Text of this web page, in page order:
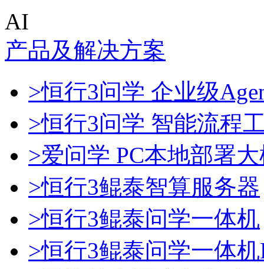
AI
产品及解决方案
>恒行3问学 企业级
>恒行3问学 智能流程
>爱问学 PC本地部署
>恒行3鲲泰智算服务器
>恒行3鲲泰问学一体机
>恒行3鲲泰问学一体机